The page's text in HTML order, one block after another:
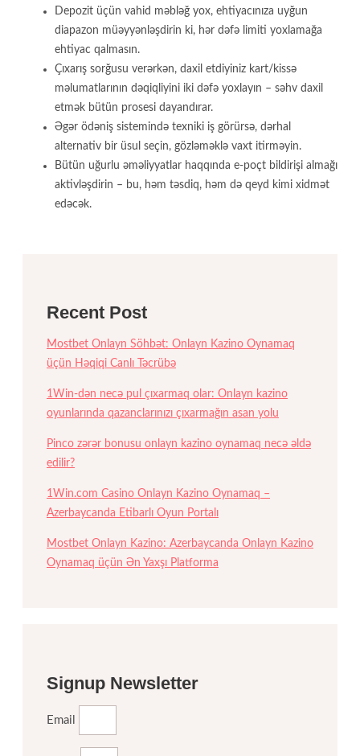
Depozit üçün vahid məbləğ yox, ehtiyacınıza uyğun
diapazon müəyyənləşdirin ki, hər dəfə limiti yoxlamağa
ehtiyac qalmasın.
Çıxarış sorğusu verərkən, daxil etdiyiniz kart/kissə
məlumatlarının dəqiqliyini iki dəfə yoxlayın – səhv daxil
etmək bütün prosesi dayandırar.
Əgər ödəniş sistemində texniki iş görürsə, dərhal
alternativ bir üsul seçin, gözləməklə vaxt itirməyin.
Bütün uğurlu əməliyyatlar haqqında e-poçt bildirişi almağı
aktivləşdirin – bu, həm təsdiq, həm də qeyd kimi xidmət
edəcək.
Recent Post
Mostbet Onlayn Söhbət: Onlayn Kazino Oynamaq
üçün Həqiqi Canlı Təcrübə
1Win-dən necə pul çıxarmaq olar: Onlayn kazino
oyunlarında qazanclarınızı çıxarmağın asan yolu
Pinco zərər bonusu onlayn kazino oynamaq necə əldə
edilir?
1Win.com Casino Onlayn Kazino Oynamaq –
Azerbaycanda Etibarlı Oyun Portalı
Mostbet Onlayn Kazino: Azerbaycanda Onlayn Kazino
Oynamaq üçün Ən Yaxşı Platforma
Signup Newsletter
Email